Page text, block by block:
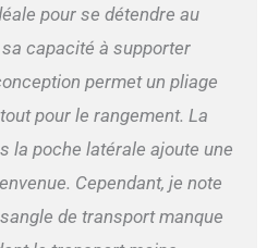
un maillot de bain, ce qui
avec glacière un séchoir
pratique en plein air. Il y a
capacité sur le côté de la
chaise pliable à l'extérieur,
gobelet caché pour fournir
plus de commodité pour
pour se détendre au
sa capacité à supporter
permet un pliage
pour le rangement. La
la poche latérale ajoute une
Cependant, je note
de transport manque